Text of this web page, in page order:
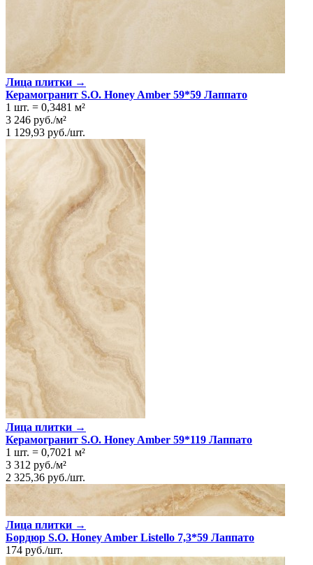
Лица плитки →
Керамогранит S.O. Honey Amber 59*59 Лаппато
1 шт. = 0,3481 м²
3 246 руб./м²
1 129,93 руб./шт.
Лица плитки →
Керамогранит S.O. Honey Amber 59*119 Лаппато
1 шт. = 0,7021 м²
3 312 руб./м²
2 325,36 руб./шт.
Лица плитки →
Бордюр S.O. Honey Amber Listello 7,3*59 Лаппато
174 руб./шт.